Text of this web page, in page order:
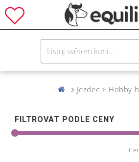
Jezdec > Hobby
FILTROVAT PODLE CENY